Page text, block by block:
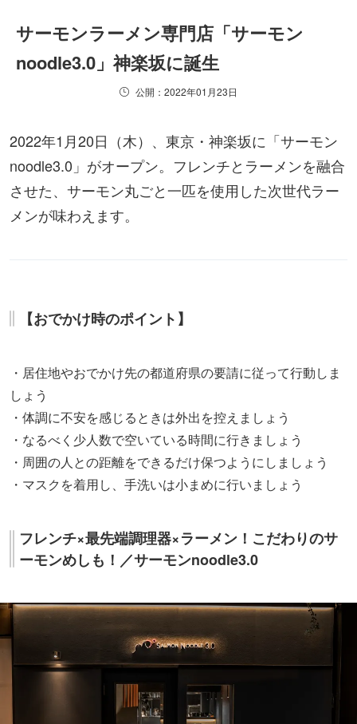
サーモンラーメン専門店「サーモン
noodle3.0」神楽坂に誕生
公開：2022年01月23日
2022年1月20日（木）、東京・神楽坂に「サーモン
noodle3.0」がオープン。フレンチとラーメンを融合
させた、サーモン丸ごと一匹を使用した次世代ラー
メンが味わえます。
【おでかけ時のポイント】
・居住地やおでかけ先の都道府県の要請に従って行動しま
しょう
・体調に不安を感じるときは外出を控えましょう
・なるべく少人数で空いている時間に行きましょう
・周囲の人との距離をできるだけ保つようにしましょう
・マスクを着用し、手洗いは小まめに行いましょう
フレンチ×最先端調理器×ラーメン！こだわりのサ
ーモンめしも！／サーモンnoodle3.0